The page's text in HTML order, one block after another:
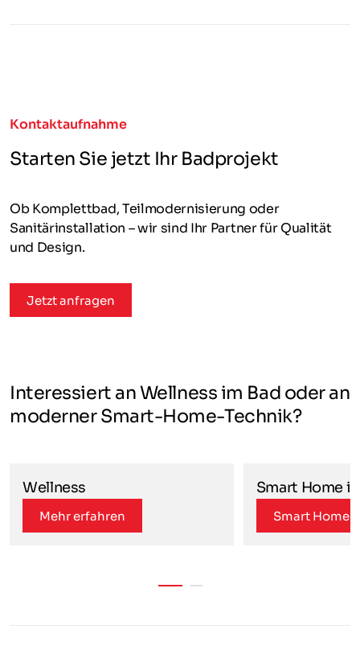
Kontaktaufnahme
Starten Sie jetzt Ihr Badprojekt
Ob Komplettbad, Teilmodernisierung oder
Sanitärinstallation – wir sind Ihr Partner für Qualität
und Design.
Jetzt anfragen
Interessiert an Wellness im Bad oder an
moderner Smart-Home-Technik?
Wellness
Mehr erfahren
Smart Home
Smart Home